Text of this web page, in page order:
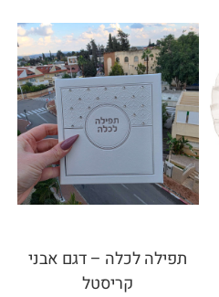
תפילה לכלה – דגם אבני
קריסטל